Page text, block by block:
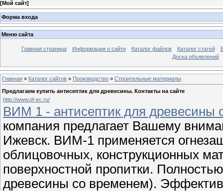
[Мой сайт]
Форма входа
Меню сайта
Главная страница Информация о сайте Каталог файлов Каталог статей
Доска объявлений
Главная » Каталог сайтов » Производство » Строительные материалы
Предлагаем купить антисептик для древесины. Контакты на сайте
http://www.pf-ec.ru/
ВИМ 1 - антисептик для древесины
компания предлагает Вашему
Ижевск. ВИМ-1 применяется
облицовочных, конструкционных
поверхностной пропитки.
древесины со временем).